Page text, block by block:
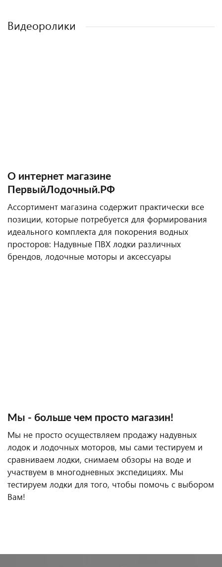
Видеоролики
О интернет магазине
ПервыйЛодочный.РФ
Ассортимент магазина содержит практически все
позиции, которые потребуется для формирования
идеального комплекта для покорения водных
просторов: Надувные ПВХ лодки различных
брендов, лодочные моторы и аксессуары
Мы - больше чем просто магазин!
Мы не просто осуществляем продажу надувных
лодок и лодочных моторов, мы сами тестируем и
сравниваем лодки, снимаем обзоры на воде и
участвуем в многодневных экспедициях. Мы
тестируем лодки для того, чтобы помочь с выбором
Вам!